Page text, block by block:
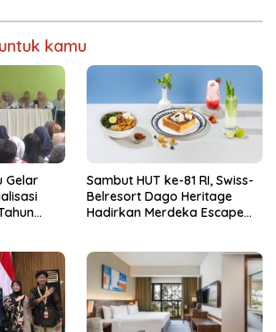
kamu
Gelar
Sambut HUT ke-81 RI, Swiss-
Belresort Dago Heritage
Hadirkan Merdeka Escape